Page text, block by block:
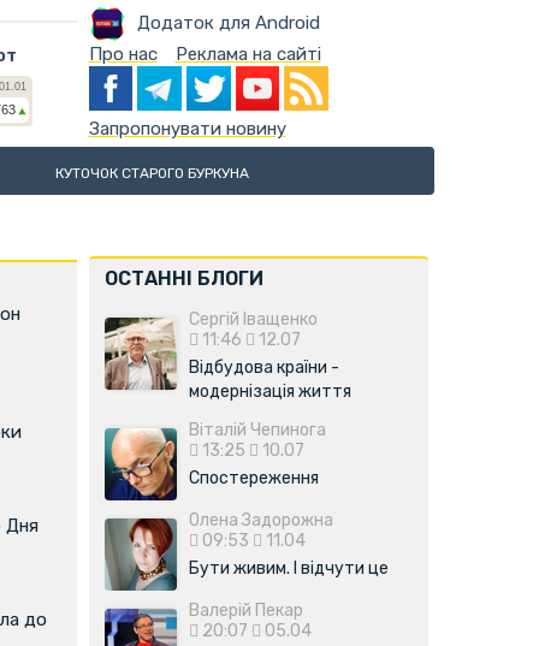
Додаток для Android
Про нас Реклама на сайті
Запропонувати новину
КУТОЧОК СТАРОГО БУРКУНА
Дня
до
ОСТАННІ БЛОГИ
Сергій Іващенко
11:46
12.07
Відбудова країни -
модернізація життя
Віталій Чепинога
13:25
10.07
Спостереження
Олена Задорожна
09:53
11.04
Бути живим. І відчути це
Валерій Пекар
20:07
05.04